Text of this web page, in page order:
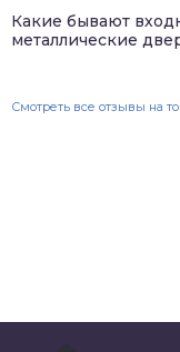
Какие бывают
металлические
Смотреть все отзывы на